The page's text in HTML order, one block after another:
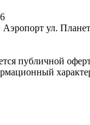
ул.
публичной